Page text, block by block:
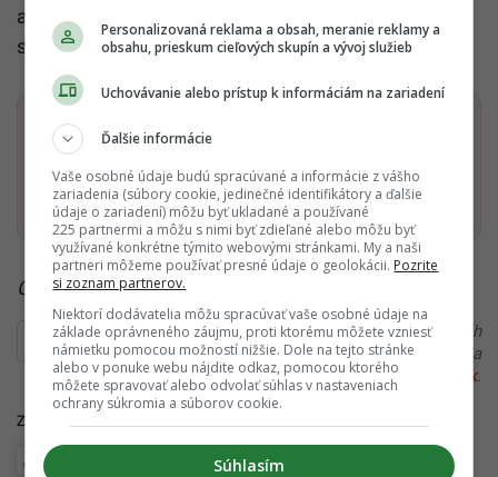
ambicióznejší: obnoviť vlastné živé tkanivo tak, aby
sa znovu stalo prirodzenou súčasťou tela.
Dostaň Startitup do svojich Google odporúčaní
Pridať ako preferovaný zdroj
Startitup, odkaz sa otvorí v
Čítaj viac z kategórie:
Ďakujeme, že čítaš Startitup. V prípade, že máš postreh
alebo si našiel v článku chybu, napíš nám na
redakcia@startitup.sk.
Zdroje:
Wellbeing
Personalizovaná reklama a obsah, meranie reklamy a
obsahu, prieskum cieľových skupín a vývoj služieb
Uchovávanie alebo prístup k informáciám na zariadení
Ďalšie informácie
Vaše osobné údaje budú spracúvané a informácie z vášho
zariadenia (súbory cookie, jedinečné identifikátory a ďalšie
údaje o zariadení) môžu byť ukladané a používané
225 partnermi a môžu s nimi byť zdieľané alebo môžu byť
využívané konkrétne týmito webovými stránkami. My a naši
partneri môžeme používať presné údaje o geolokácii. Pozrite
si zoznam partnerov.
Niektorí dodávatelia môžu spracúvať vaše osobné údaje na
základe oprávneného záujmu, proti ktorému môžete vzniesť
námietku pomocou možností nižšie. Dole na tejto stránke
alebo v ponuke webu nájdite odkaz, pomocou ktorého
môžete spravovať alebo odvolať súhlas v nastaveniach
ochrany súkromia a súborov cookie.
Súhlasím